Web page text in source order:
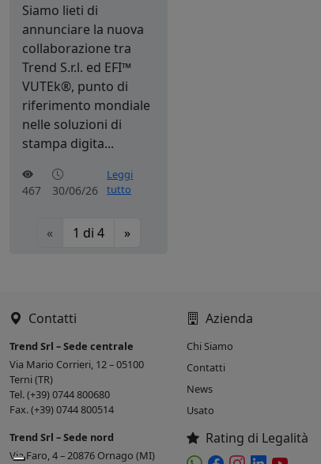
Siamo lieti di
annunciare la nuova
collaborazione tra
Trend S.r.l. ed EFI™
VUTEk®, punto di
riferimento mondiale
nelle soluzioni di
stampa digita...
467 30/06/26
Leggi
tutto
« 1 di 4 »
Contatti
Trend Srl – Sede centrale
Via Mario Corrieri, 12 – 05100
Terni (TR)
Tel. (+39) 0744 800680
Fax. (+39) 0744 800514
Trend Srl – Sede nord
Via Faro, 4 – 20876 Ornago (MI)
Azienda
Chi Siamo
Contatti
News
Usato
Rating di Legalità